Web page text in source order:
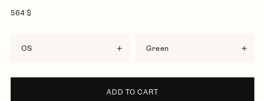
564 $
OS green
ADD TO CART